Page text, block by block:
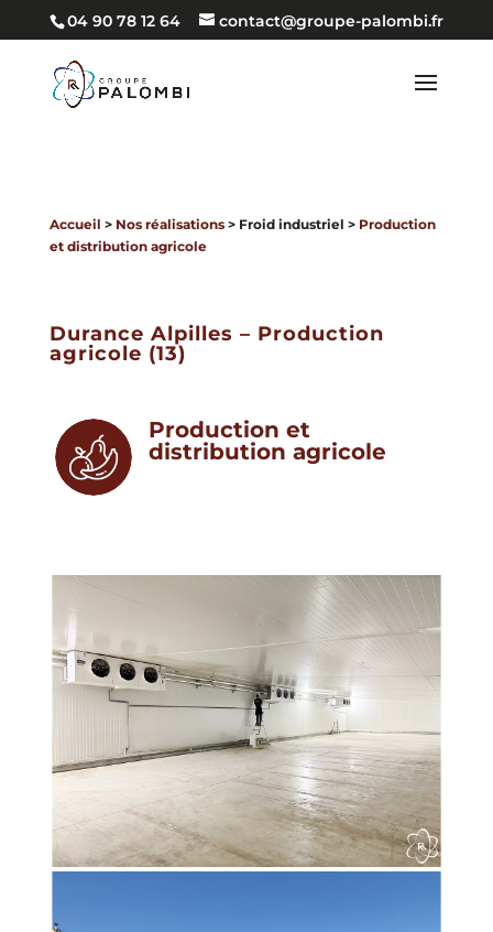
04 90 78 12 64 contact@groupe-palombi.fr
Accueil > Nos réalisations> Froid industriel > Production
et distribution agricole
Durance Alpilles – Production
agricole (13)
Production et
distribution agricole